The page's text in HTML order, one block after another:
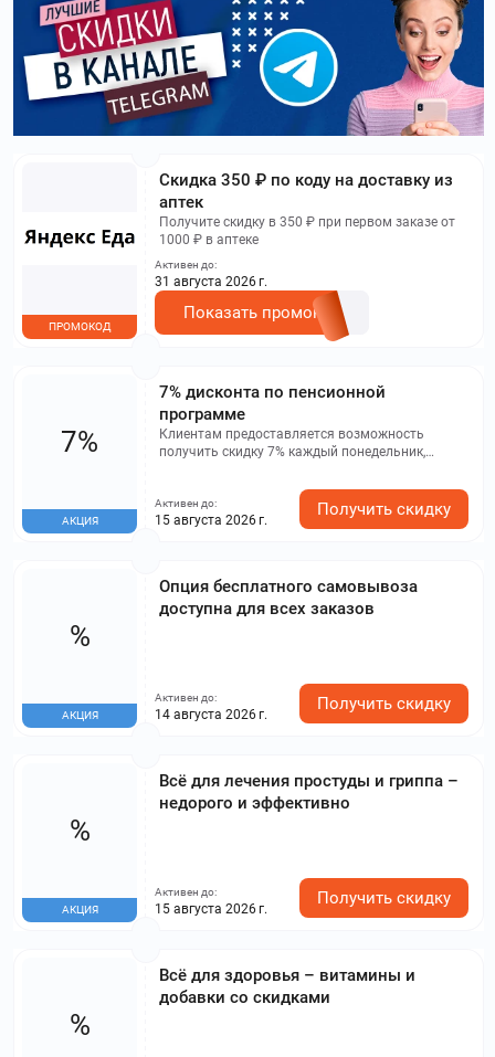
​Скидка 350 ₽ по коду на доставку из
аптек
Получите скидку в 350 ₽ при первом заказе от
1000 ₽ в аптеке
ПРОМОКОД
Активен до:
31 августа 2026 г.
Показать промокод
7% дисконта по пенсионной
программе
Клиентам предоставляется возможность
получить скидку 7% каждый понедельник,
7%
АКЦИЯ
Активен до:
15 августа 2026 г.
Получить скидку
Опция бесплатного самовывоза
доступна для всех заказов
%
АКЦИЯ
Активен до:
14 августа 2026 г.
Получить скидку
Всё для лечения простуды и гриппа –
недорого и эффективно
%
АКЦИЯ
Активен до:
15 августа 2026 г.
Получить скидку
Всё для здоровья – витамины и
добавки со скидками
%